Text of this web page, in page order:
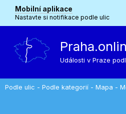
Mobilní aplikace
Nastavte si notifikace podle ulic
Události v Praze
Podle ulic - Podle kategorií - Mapa -